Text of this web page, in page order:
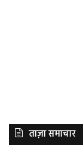
ताज़ा समाचार